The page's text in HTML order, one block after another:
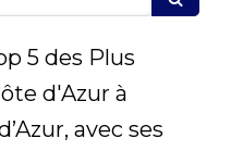
5 des Plus
d'Azur à
avec ses